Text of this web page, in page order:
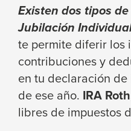
Existen dos tipos
Jubilación
te permite diferir los
contribuciones y
en tu declaración
de ese año. IRA Roth
libres de impuestos